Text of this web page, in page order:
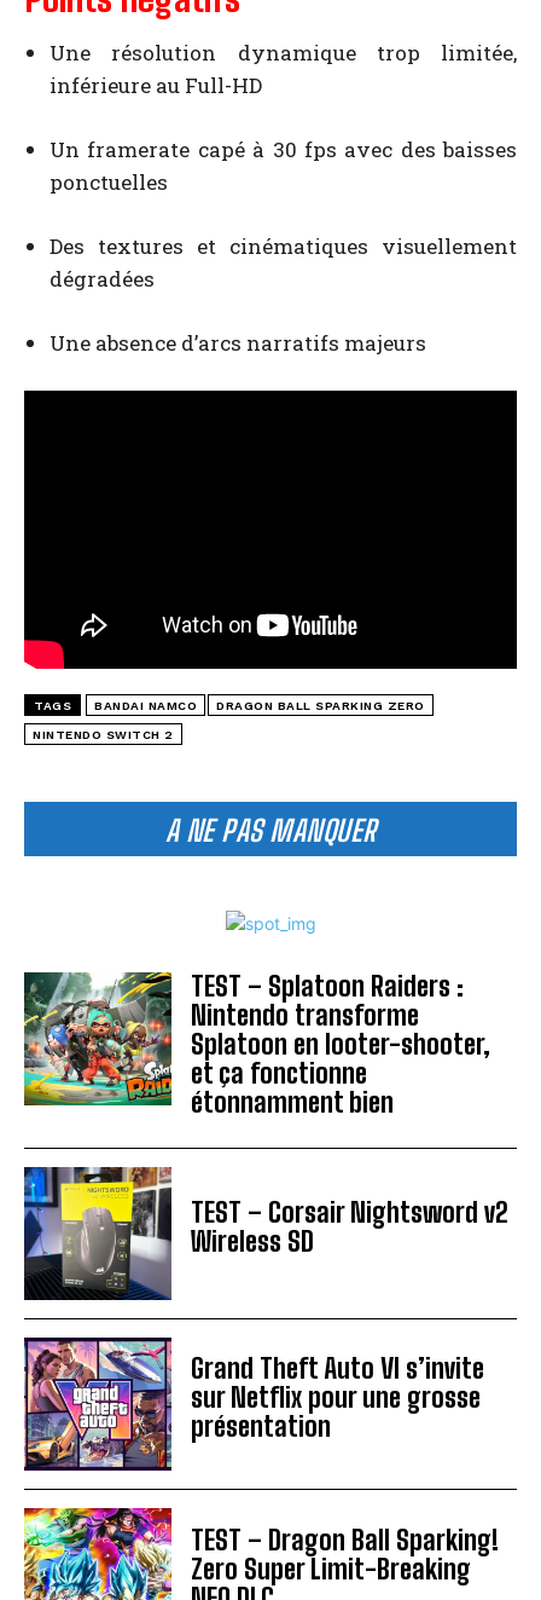
A NE PAS MANQUER
TEST – Splatoon Raiders :
Nintendo transforme
Splatoon en looter-shooter,
et ça fonctionne
étonnamment bien
TEST – Corsair Nightsword v2
Wireless SD
Grand Theft Auto VI s’invite
sur Netflix pour une grosse
présentation
TEST – Dragon Ball Sparking!
Zero Super Limit-Breaking
Une résolution dynamique trop limitée,
inférieure au Full-HD
Un framerate capé à 30 fps avec des baisses
ponctuelles
Des textures et cinématiques visuellement
dégradées
Une absence d’arcs narratifs majeurs
TAGS BANDAI NAMCO DRAGON BALL SPARKING ZERO
NINTENDO SWITCH 2